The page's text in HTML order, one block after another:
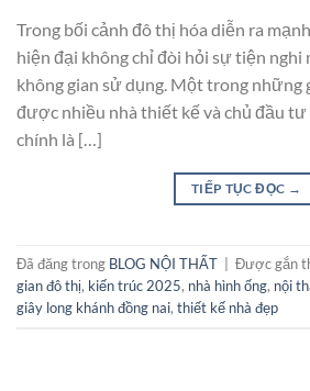
Trong bối cảnh đô thị hóa diễn ra
hiện đại không chỉ đòi hỏi sự tiện nghi
không gian sử dụng. Một trong những
được nhiều nhà thiết kế và chủ đầu
chính là […]
TIẾP TỤC ĐỌC →
Đã đăng trong BLOG NỘI THẤT Được gắn
gian đô thị, kiến trúc 2025, nhà hình ống, nội
giây long khánh đồng nai, thiết kế nhà đẹp